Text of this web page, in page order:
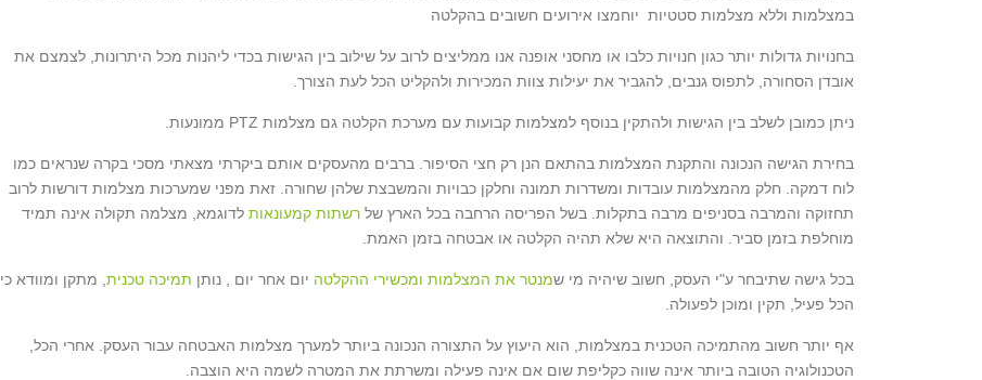
במצלמות וללא מצלמות סטטיות יוחמצו אירועים חשובים בהקלטה
בחנויות גדולות יותר כגון חנויות כלבו או מחסני אופנה אנו ממליצים לרוב על שילוב בין הגישות בכדי ליהנות מכל היתרונות, לצמצם את
אובדן הסחורה, לתפוס גנבים, להגביר את יעילות צוות המכירות ולהקליט הכל לעת הצורך.
ניתן כמובן לשלב בין הגישות ולהתקין בנוסף למצלמות קבועות עם מערכת הקלטה גם מצלמות PTZ ממונעות.
בחירת הגישה הנכונה והתקנת המצלמות בהתאם הנן רק חצי הסיפור. ברבים מהעסקים אותם ביקרתי מצאתי מסכי בקרה שנראים כמו
לוח דמקה. חלק מהמצלמות עובדות ומשדרות תמונה וחלקן כבויות והמשבצת שלהן שחורה. זאת מפני שמערכות מצלמות דורשות לרוב
תחזוקה והמרבה בסניפים מרבה בתקלות. בשל הפריסה הרחבה בכל הארץ של רשתות קמעונאות לדוגמא, מצלמה תקולה אינה תמיד
מוחלפת בזמן סביר. והתוצאה היא שלא תהיה הקלטה או אבטחה בזמן האמת.
בכל גישה שתיבחר ע"י העסק, חשוב שיהיה מי שמנטר את המצלמות ומכשירי ההקלטה יום אחר יום , נותן תמיכה טכנית , מתקן ומוודא כי
הכל פעיל, תקין ומוכן לפעולה.
אף יותר חשוב מהתמיכה הטכנית במצלמות, הוא היעוץ על התצורה הנכונה ביותר למערך מצלמות האבטחה עבור העסק. אחרי הכל,
הטכנולוגיה הטובה ביותר אינה שווה כקליפת שום אם אינה פעילה ומשרתת את המטרה לשמה היא הוצבה.